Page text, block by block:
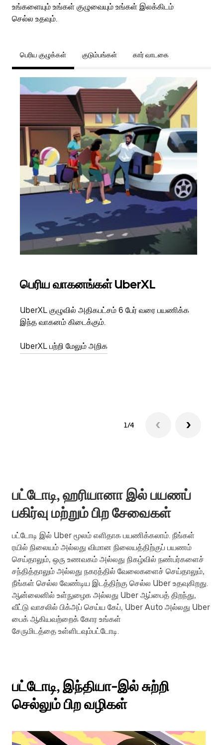
உங்களையும் உங்கள் குழுவையும் உங்கள் இலக்கிடம்
செல்ல உதவும்.
பெரிய குழுக்கள் குடும்பங்கள் கார் வாடகை
பெரிய வாகனங்கள் UberXL
UberXL குழுவில் அதிகபட்சம் 6 பேர் வரை பயணிக்க
இந்த வாகனம் கிடைக்கும்.
UberXL பற்றி மேலும் அறிக
1/4
பட்டோடி, ஹரியானா இல் பயணப்
பகிர்வு மற்றும் பிற சேவைகள்
பட்டோடி இல் Uber மூலம் எளிதாக பயணிக்கலாம். நீங்கள்
ரயில் நிலையம் அல்லது விமான நிலையத்திற்குப் பயணம்
செய்தாலும், ஒரு உணவகம் அல்லது நிகழ்வில் நண்பர்களைச்
சந்தித்தாலும் அல்லது நகரத்தில் வேலைகளைச் செய்தாலும்,
நீங்கள் செல்ல வேண்டிய இடத்திற்கு செல்ல Uber உதவுகிறது.
ஆன்லைனில் உள்நுழைக அல்லது Uber ஆப்பைத் திறந்து,
வீட்டு வாசலில் பிக்அப் செய்ய கேப், Uber Auto அல்லது Uber
பைக் ஆகியவற்றைக் கோர உங்கள்
சேருமிடத்தை உள்ளிடவும்பட்டோடி.
பட்டோடி, இந்தியா-இல் சுற்றி
செல்லும் பிற வழிகள்